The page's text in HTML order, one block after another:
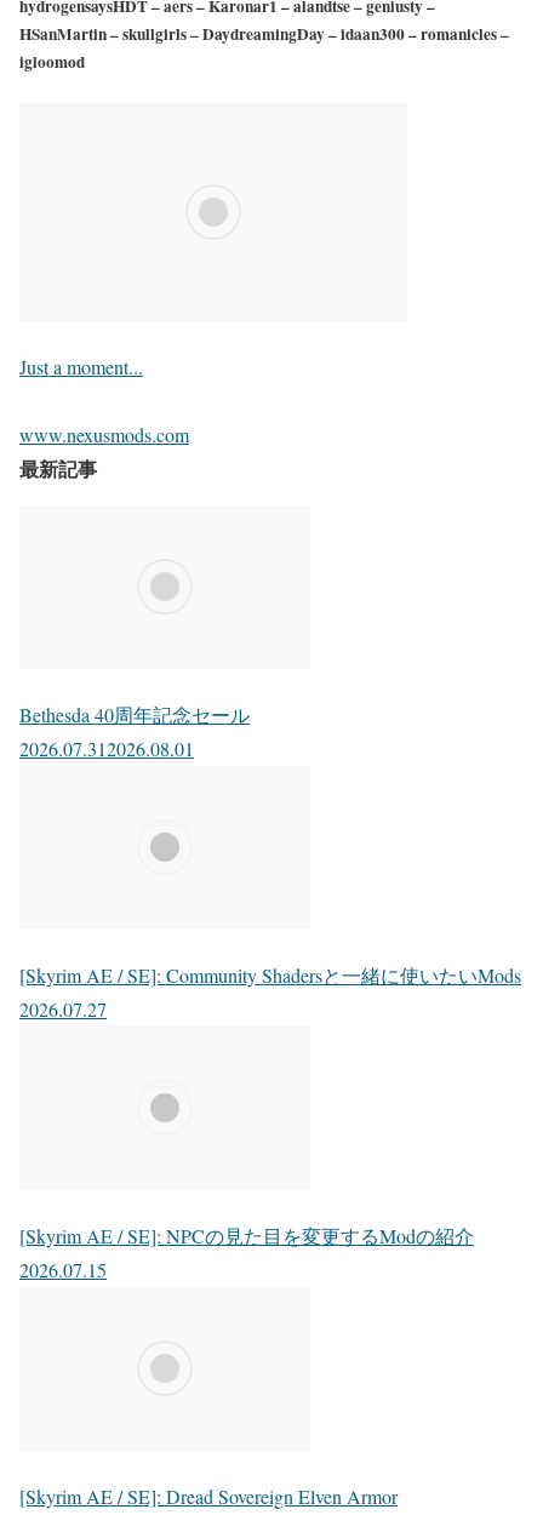
hydrogensaysHDT – aers – Karonar1 – alandtse – geniusty –
HSanMartin – skullgirls – DaydreamingDay – idaan300 – romanicles –
igloomod
Just a moment...
www.nexusmods.com
最新記事
Bethesda 40周年記念セール
2026.07.312026.08.01
[Skyrim AE / SE]: Community Shadersと一緒に使いたいMods
2026.07.27
[Skyrim AE / SE]: NPCの見た目を変更するModの紹介
2026.07.15
[Skyrim AE / SE]: Dread Sovereign Elven Armor